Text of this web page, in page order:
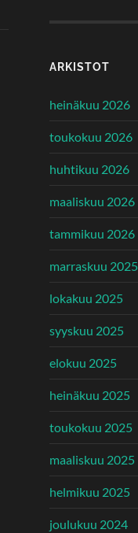
ARKISTOT
heinäkuu 2026
toukokuu 2026
huhtikuu 2026
maaliskuu 2026
tammikuu 2026
marraskuu 2025
lokakuu 2025
syyskuu 2025
elokuu 2025
heinäkuu 2025
toukokuu 2025
maaliskuu 2025
helmikuu 2025
joulukuu 2024